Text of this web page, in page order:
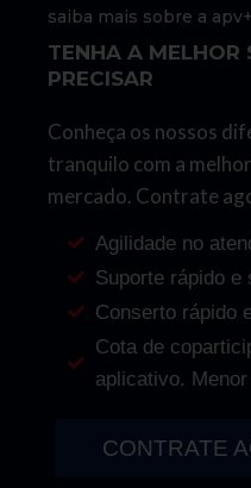
saiba mais sobre a apv+
TENHA A MELHOR
PRECISAR
Conheça os nossos
tranquilo com a
mercado. Contrate
Agilidade no
Suporte rápido e
Conserto rápido
Cota de
aplicativo.
CONTRATE